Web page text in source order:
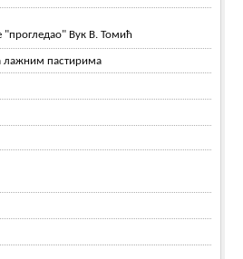
"прогледао" Вук В. Томић
лажним пастирима